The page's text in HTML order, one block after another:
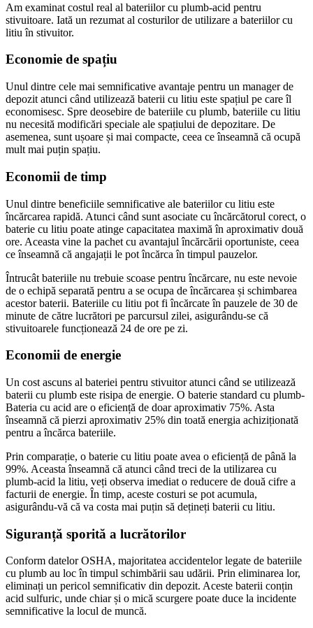
Am examinat costul real al bateriilor cu plumb-acid pentru
stivuitoare. Iată un rezumat al costurilor de utilizare a bateriilor cu
litiu în stivuitor.
Economie de spațiu
Unul dintre cele mai semnificative avantaje pentru un manager de
depozit atunci când utilizează baterii cu litiu este spațiul pe care îl
economisesc. Spre deosebire de bateriile cu plumb, bateriile cu litiu
nu necesită modificări speciale ale spațiului de depozitare. De
asemenea, sunt ușoare și mai compacte, ceea ce înseamnă că ocupă
mult mai puțin spațiu.
Economii de timp
Unul dintre beneficiile semnificative ale bateriilor cu litiu este
încărcarea rapidă. Atunci când sunt asociate cu încărcătorul corect, o
baterie cu litiu poate atinge capacitatea maximă în aproximativ două
ore. Aceasta vine la pachet cu avantajul încărcării oportuniste, ceea
ce înseamnă că angajații le pot încărca în timpul pauzelor.
Întrucât bateriile nu trebuie scoase pentru încărcare, nu este nevoie
de o echipă separată pentru a se ocupa de încărcarea și schimbarea
acestor baterii. Bateriile cu litiu pot fi încărcate în pauzele de 30 de
minute de către lucrători pe parcursul zilei, asigurându-se că
stivuitoarele funcționează 24 de ore pe zi.
Economii de energie
Un cost ascuns al bateriei pentru stivuitor atunci când se utilizează
baterii cu plumb este risipa de energie. O baterie standard cu plumb-
Bateria cu acid are o eficiență de doar aproximativ 75%. Asta
înseamnă că pierzi aproximativ 25% din toată energia achiziționată
pentru a încărca bateriile.
Prin comparație, o baterie cu litiu poate avea o eficiență de până la
99%. Aceasta înseamnă că atunci când treci de la utilizarea cu
plumb-acid la litiu, veți observa imediat o reducere de două cifre a
facturii de energie. În timp, aceste costuri se pot acumula,
asigurându-vă că va costa mai puțin să dețineți baterii cu litiu.
Siguranță sporită a lucrătorilor
Conform datelor OSHA, majoritatea accidentelor legate de bateriile
cu plumb au loc în timpul schimbării sau udării. Prin eliminarea lor,
eliminați un pericol semnificativ din depozit. Aceste baterii conțin
acid sulfuric, unde chiar și o mică scurgere poate duce la incidente
semnificative la locul de muncă.